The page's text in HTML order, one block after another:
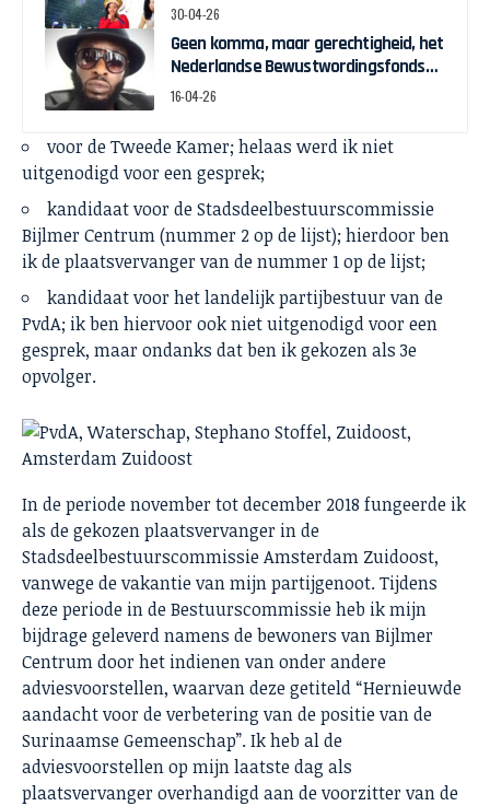
30-04-26
Geen komma, maar gerechtigheid, het
Nederlandse Bewustwordingsfonds
en de strijd om zeggenschap
16-04-26
voor de Tweede Kamer; helaas werd ik niet
uitgenodigd voor een gesprek;
kandidaat voor de Stadsdeelbestuurscommissie
Bijlmer Centrum (nummer 2 op de lijst); hierdoor ben
ik de plaatsvervanger van de nummer 1 op de lijst;
kandidaat voor het landelijk partijbestuur van de
PvdA; ik ben hiervoor ook niet uitgenodigd voor een
gesprek, maar ondanks dat ben ik gekozen als 3e
opvolger.
In de periode november tot december 2018 fungeerde ik
als de gekozen plaatsvervanger in de
Stadsdeelbestuurscommissie Amsterdam Zuidoost,
vanwege de vakantie van mijn partijgenoot. Tijdens
deze periode in de Bestuurscommissie heb ik mijn
bijdrage geleverd namens de bewoners van Bijlmer
Centrum door het indienen van onder andere
adviesvoorstellen, waarvan deze getiteld “Hernieuwde
aandacht voor de verbetering van de positie van de
Surinaamse Gemeenschap”. Ik heb al de
adviesvoorstellen op mijn laatste dag als
plaatsvervanger overhandigd aan de voorzitter van de